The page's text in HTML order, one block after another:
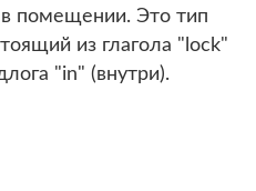
в помещении. Это тип
из глагола "lock"
"in" (внутри).